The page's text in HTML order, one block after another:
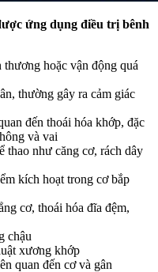
ứng dụng điều trị bênh
hoặc vận động quá
thường gây ra cảm giác
đến thoái hóa khớp, đặc
và vai
thao như căng cơ, rách dây
kích hoạt trong cơ bắp
cơ, thoái hóa đĩa đệm,
chậu
xương khớp
quan đến cơ và gân